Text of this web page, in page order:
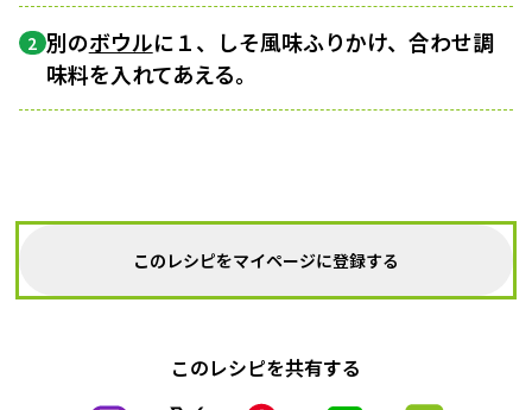
2 別のボウルに１、しそ風味ふりかけ、合わせ調
味料を入れてあえる。
このレシピをマイページに登録する
このレシピを共有する